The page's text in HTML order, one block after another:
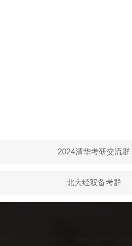
2024清华考研交流群
北大经双备考群